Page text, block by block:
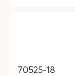
70525-18